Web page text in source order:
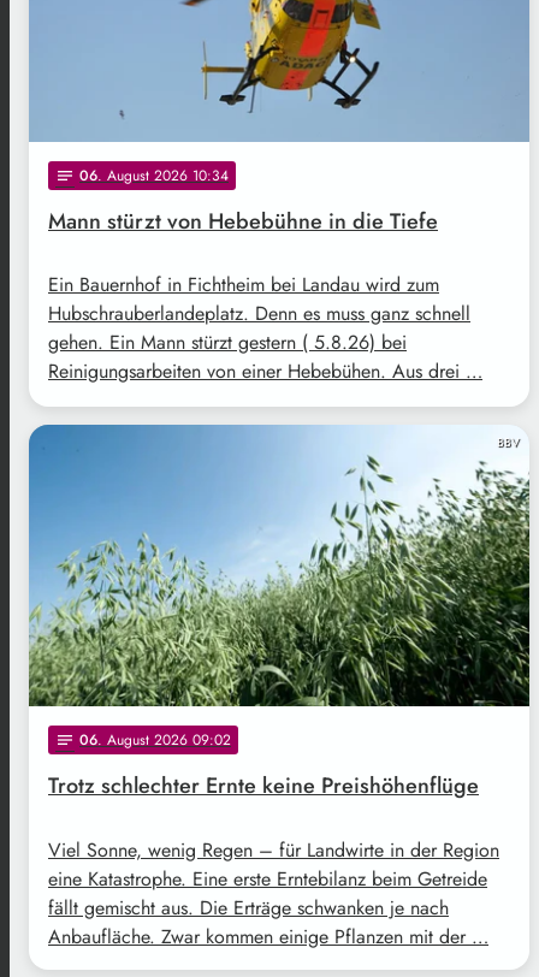
notes 06. August 2026 10:34
Mann stürzt von Hebebühne in die Tiefe
Ein Bauernhof in Fichtheim bei Landau wird zum
Hubschrauberlandeplatz. Denn es muss ganz schnell
gehen. Ein Mann stürzt gestern ( 5.8.26) bei
Reinigungsarbeiten von einer Hebebühen. Aus drei …
BBV
notes 06. August 2026 09:02
Trotz schlechter Ernte keine Preishöhenflüge
Viel Sonne, wenig Regen – für Landwirte in der Region
eine Katastrophe. Eine erste Erntebilanz beim Getreide
fällt gemischt aus. Die Erträge schwanken je nach
Anbaufläche. Zwar kommen einige Pflanzen mit der …